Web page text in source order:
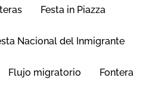
Festa in Piazza
Nacional del Inmigrante
Flujo migratorio Fontera